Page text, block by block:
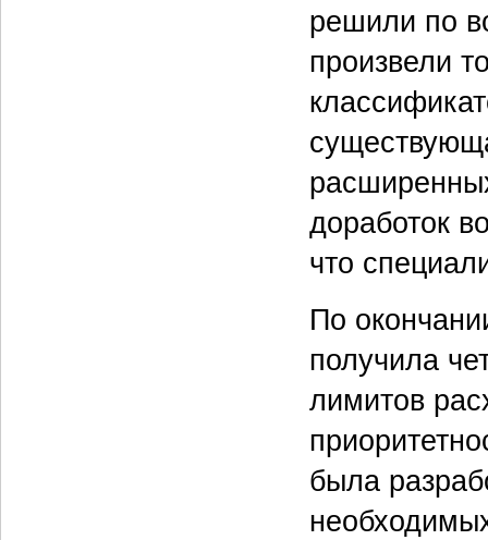
решили по
произвели
доработок
что
По
получила
лимитов
была